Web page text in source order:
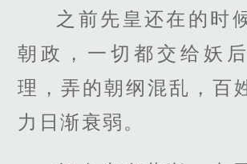
之前先皇还在的时
朝政，一切都交给妖
理，弄的朝纲混乱，百
力日渐衰弱。